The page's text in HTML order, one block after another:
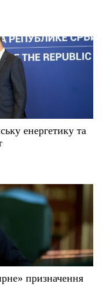
енергетику та
призначення